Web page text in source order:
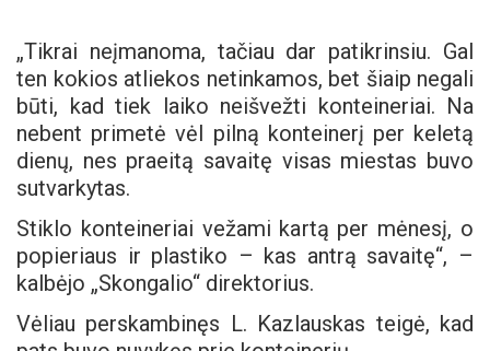
„Tikrai neįmanoma, tačiau dar patikrinsiu. Gal
ten kokios atliekos netinkamos, bet šiaip negali
būti, kad tiek laiko neišvežti konteineriai. Na
nebent primetė vėl pilną konteinerį per keletą
dienų, nes praeitą savaitę visas miestas buvo
sutvarkytas.
Stiklo konteineriai vežami kartą per mėnesį, o
popieriaus ir plastiko – kas antrą savaitę“, –
kalbėjo „Skongalio“ direktorius.
Vėliau perskambinęs L. Kazlauskas teigė, kad